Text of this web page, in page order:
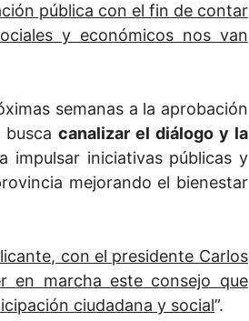
pública con el fin de contar
y económicos nos van
semanas a la aprobación
buscacanalizar el diálogo y la
impulsar iniciativas públicas y
mejorando el bienestar
con el presidente Carlos
en marcha este consejo que
ciudadana y social”.